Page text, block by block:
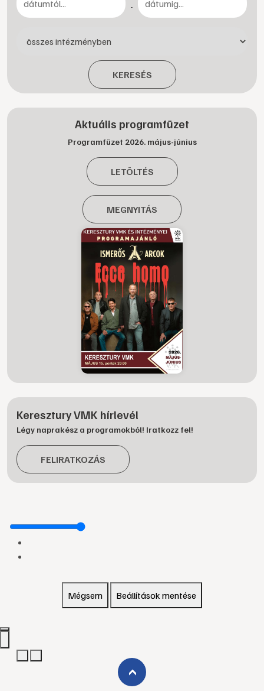
-
KERESÉS
Aktuális programfüzet
Programfüzet 2026. május-június
LETÖLTÉS
MEGNYITÁS
Keresztury VMK hírlevél
Légy naprakész a programokból! Iratkozz fel!
FELIRATKOZÁS
Mégsem Beállítások mentése
›